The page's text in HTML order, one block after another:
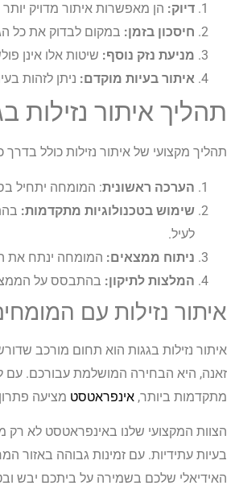
דיוק: הן מאפשרות איתור מדויק יותר
חיסכון בזמן: במקום לבדוק את כל
מניעת נזק נוסף: שיטות אלו אינן
איתור בעיות מוקדם: ניתן לזהות
תהליך איתור נזילות
תהליך מקצועי של איתור נזילות כולל
הערכה ראשונית: המומחה יתחיל
שימוש בטכנולוגיות מתקדמות:
לעיל.
ניתוח ממצאים: המומחה ינתח את
המלצות לתיקון: בהתבסס על
איתור נזילות עם
איתור נזילות בגגות הוא תחום מורכב
מתקדמות ביותר, אינפראטסט מציעה
הצוות המקצועי שלנו באינפראטסט לא רק
בעיות עתידיות. עם זמינות גבוהה באזור
האידיאלי שלכם בשמירה על ביתכם יבש